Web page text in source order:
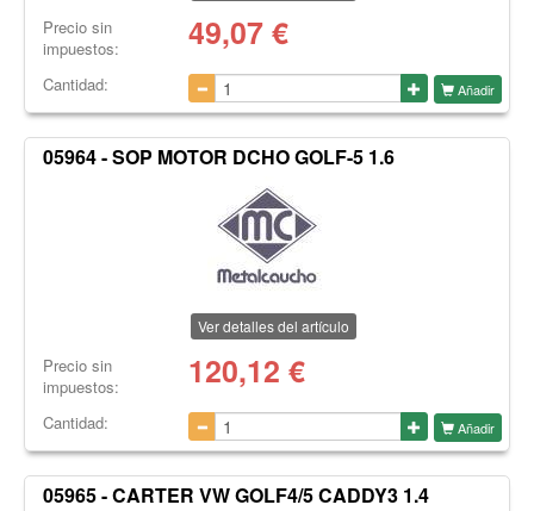
Precio sin
impuestos:
49,07€
Cantidad: Añadir
05964 - SOP MOTOR DCHO GOLF-5 1.6
Ver detalles del artículo
Precio sin
impuestos:
120,12 €
Cantidad: Añadir
05965 - CARTER VW GOLF4/5 CADDY3 1.4